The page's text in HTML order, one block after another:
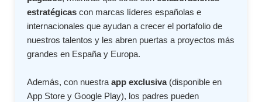
estratégicas con marcas líderes españolas e
internacionales que ayudan a crecer el portafolio de
nuestros talentos y les abren puertas a proyectos más
grandes en España y Europa.
Además, con nuestraapp exclusiva(disponible en
App Store y Google Play), los padres pueden